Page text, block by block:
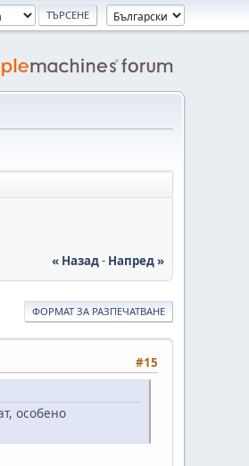
« Назад- Напред »
ФОРМАТ ЗА РАЗПЕЧАТВАНЕ
#15
особено